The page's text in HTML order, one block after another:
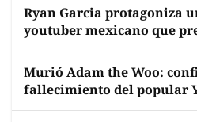
Ryan Garcia protagoniza
youtuber mexicano que
Murió Adam the Woo:
fallecimiento del popular